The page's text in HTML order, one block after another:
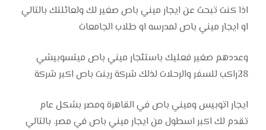
اذا كنت تبحث عن ايجار ميني باص صغير لك ولعائلتك بالتالي
او ايجار ميني باص لمدرسه او طلاب الجامعات
وعددهم صغير فعليك باستئجار ميني باص ميتسوبيشي
28راكب للسفر والرحلات لذلك شركة رينت باص اكبر شركة
ايجار اتوبيس وميني باص في القاهرة ومصر بشكل عام
تقدم لك اكبر اسطول من ايجار ميني باص في مصر. بالتالي